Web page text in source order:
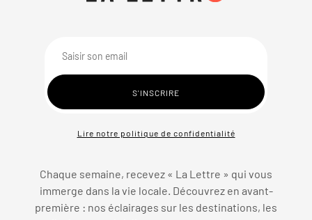
Lire notre politique de confidentialité
Chaque semaine, recevez « La Lettre » qui vous
immerge dans la vie locale. Découvrez en avant-
première : nos éclairages sur les destinations, les